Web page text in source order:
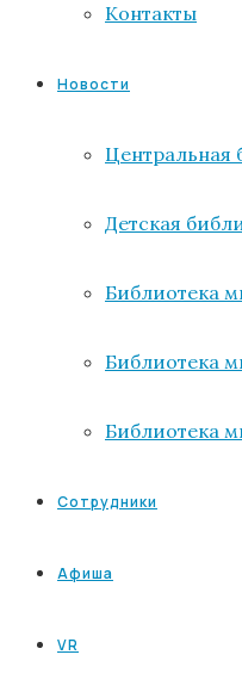
Контакты
Новости
Центральная
Детская
Библиотека
Библиотека
Библиотека
Сотрудники
Афиша
VR